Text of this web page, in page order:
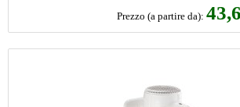
Prezzo (a partire da): 43